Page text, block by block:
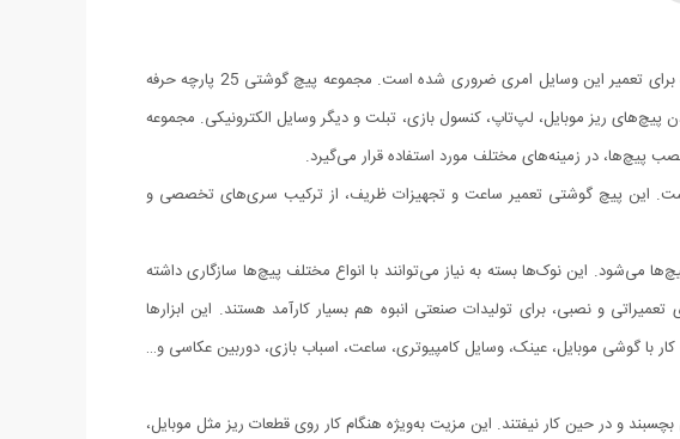
در دنیای امروز که وسایل الکترونیکی و دیجیتال بخش بزرگی از زندگی ما را تشکیل می‌دهند، داشتن ابزاری دقیق و چندمنظوره برای تعمیر این وسایل امری ضروری شده است. مجموعه پیچ گوشتی 25 پارچه حرفه
پیچ‌های ریز موبایل، لپ‌تاپ، کنسول بازی، تبلت و دیگر وسایل الکترونیکی. مجموعه
است. این پیچ گوشتی تعمیر ساعت و تجهیزات ظریف، از ترکیب سری‌های تخصصی و
پیچ‌ها می‌شود. این نوک‌ها بسته به نیاز می‌توانند با انواع مختلف پیچ‌ها سازگاری داشته
و نصبی، برای تولیدات صنعتی انبوه هم بسیار کارآمد هستند. این ابزارها
با گوشی موبایل، عینک، وسایل کامپیوتری، ساعت، اسباب بازی، دوربین عکاسی و…
و در حین کار نیفتند. این مزیت به‌ویژه هنگام کار روی قطعات ریز مثل موبایل،